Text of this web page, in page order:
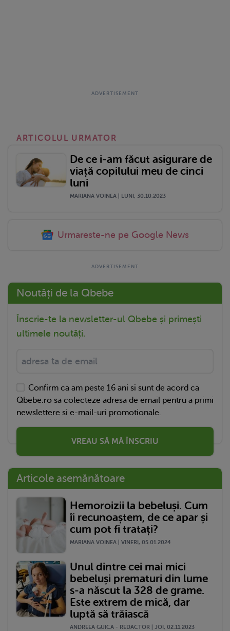
ARTICOLUL URMATOR
De ce i-am făcut asigurare de
viață copilului meu de cinci
luni
MARIANA VOINEA | LUNI, 30.10.2023
Urmareste-ne pe Google News
Noutăți de la Qbebe
Înscrie-te la newsletter-ul Qbebe și primești
ultimele noutăți.
Confirm ca am peste 16 ani si sunt de acord ca
Qbebe.ro sa colecteze adresa de email pentru a primi
newslettere si e-mail-uri promotionale.
VREAU SĂ MĂ ÎNSCRIU
Articole asemănătoare
Hemoroizii la bebeluși. Cum
îi recunoaștem, de ce apar și
cum pot fi tratați?
MARIANA VOINEA | VINERI, 05.01.2024
Unul dintre cei mai mici
bebeluși prematuri din lume
s-a născut la 328 de grame.
Este extrem de mică, dar
luptă să trăiască
ANDREEA GUICA - REDACTOR | JOI, 02.11.2023